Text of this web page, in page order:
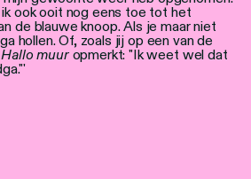
ook ooit nog eens toe tot het
de blauwe knoop. Als je maar niet
hollen. Of, zoals jij op een van de
Hallo muuropmerkt: "Ik weet wel dat